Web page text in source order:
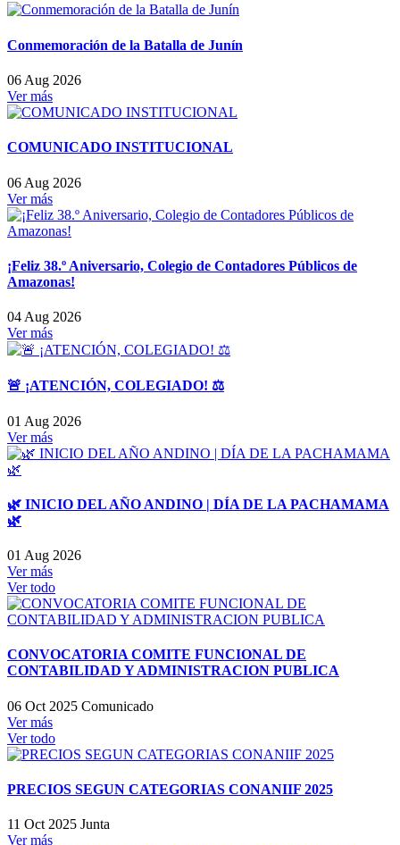
Conmemoración de la Batalla de Junín
06 Aug 2026
Ver más
COMUNICADO INSTITUCIONAL
06 Aug 2026
Ver más
¡Feliz 38.º Aniversario, Colegio de Contadores Públicos de
Amazonas!
04 Aug 2026
Ver más
🚨 ¡ATENCIÓN, COLEGIADO! ⚖️
01 Aug 2026
Ver más
🌿 INICIO DEL AÑO ANDINO | DÍA DE LA PACHAMAMA
🌿
01 Aug 2026
Ver más
Ver todo
CONVOCATORIA COMITE FUNCIONAL DE
CONTABILIDAD Y ADMINISTRACION PUBLICA
06 Oct 2025 Comunicado
Ver más
Ver todo
PRECIOS SEGUN CATEGORIAS CONANIIF 2025
11 Oct 2025 Junta
Ver más